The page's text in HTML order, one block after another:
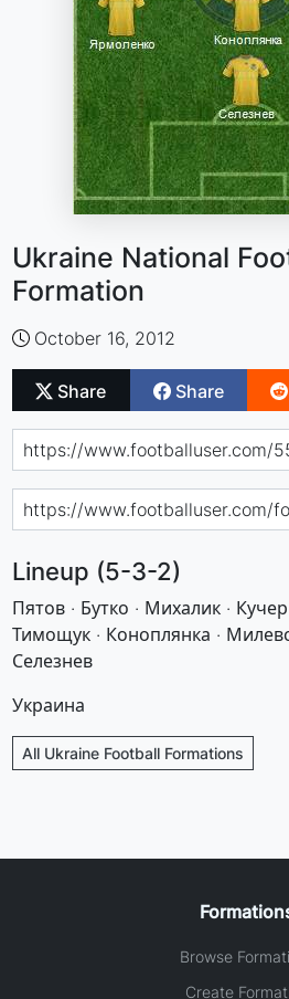
Ukraine National
Formation
October 16, 2012
Share Share
Lineup (5-3-2)
Пятов · Бутко · Михалик ·
Тимощук · Коноплянка ·
Селезнев
Украина
All Ukraine Football Formations
Browse
Create